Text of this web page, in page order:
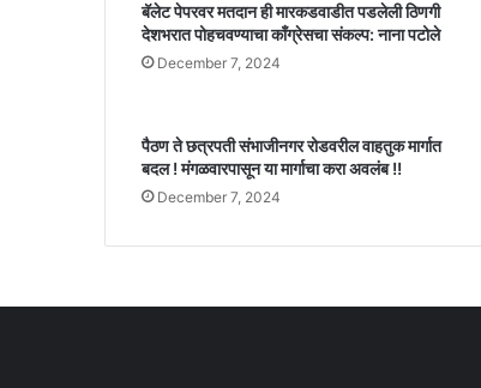
बॅलेट पेपरवर मतदान ही मारकडवाडीत पडलेली ठिणगी
देशभरात पोहचवण्याचा काँग्रेसचा संकल्प: नाना पटोले
December 7, 2024
पैठण ते छत्रपती संभाजीनगर रोडवरील वाहतुक मार्गात
बदल ! मंगळवारपासून या मार्गाचा करा अवलंब !!
December 7, 2024